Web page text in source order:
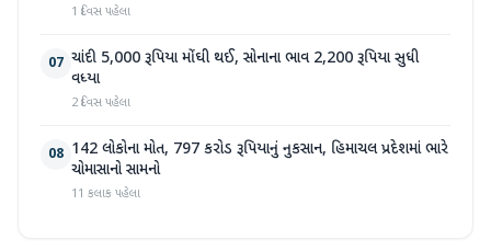
1 દિવસ પહેલા
07 ચાંદી 5,000 રૂપિયા મોંઘી થઈ, સોનાના ભાવ 2,200 રૂપિયા સુધી
વધ્યા
2 દિવસ પહેલા
08 142 લોકોના મોત, 797 કરોડ રૂપિયાનું નુકસાન, હિમાચલ પ્રદેશમાં ભારે
ચોમાસાનો સામનો
11 કલાક પહેલા